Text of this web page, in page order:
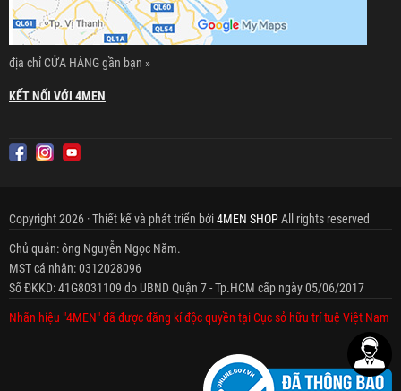
địa chỉ CỬA HÀNG gần bạn »
KẾT NỐI VỚI 4MEN
Copyright 2026 · Thiết kế và phát triển bởi4MEN SHOPAll rights reserved
Chủ quản: ông Nguyễn Ngọc Năm.
MST cá nhân: 0312028096
Số ĐKKD: 41G8031109 do UBND Quận 7 - Tp.HCM cấp ngày 05/06/2017
Nhãn hiệu "4MEN" đã được đăng kí độc quyền tại Cục sở hữu trí tuệ Việt Nam